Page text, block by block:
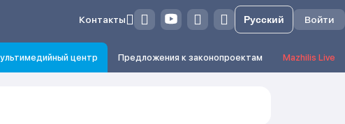
Контакты Войти
центр Предложения к законопроектам Mazhilis Live